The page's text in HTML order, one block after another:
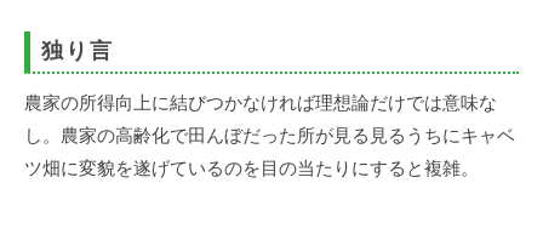
独り言
農家の所得向上に結びつかなければ理想論だけでは意味な
し。農家の高齢化で田んぼだった所が見る見るうちにキャベ
ツ畑に変貌を遂げているのを目の当たりにすると複雑。